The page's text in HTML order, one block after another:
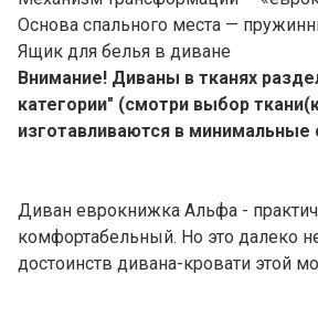
Основа спального места —
Ящик для белья в диване
Внимание! Диваны в тканях
категории" (смотри выбор
изготавливаются в минимальные
Диван еврокнижка Альфа -
комфортабельный. Но это далеко
достоинств дивана-кровати этой